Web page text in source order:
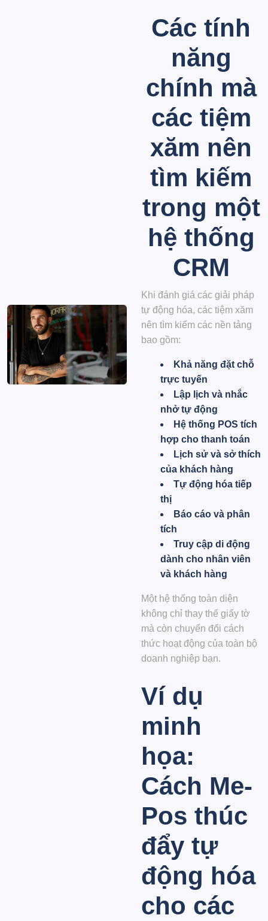
Các tính
năng
chính mà
các tiệm
xăm nên
tìm kiếm
trong một
hệ thống
CRM
Khi đánh giá các giải pháp
tự động hóa, các tiệm xăm
nên tìm kiếm các nền tảng
bao gồm:
Khả năng đặt chỗ
trực tuyến
Lập lịch và nhắc
nhở tự động
Hệ thống POS tích
hợp cho thanh toán
Lịch sử và sở thích
của khách hàng
Tự động hóa tiếp
thị
Báo cáo và phân
tích
Truy cập di động
dành cho nhân viên
và khách hàng
Một hệ thống toàn diện
không chỉ thay thế giấy tờ
mà còn chuyển đổi cách
thức hoạt động của toàn bộ
doanh nghiệp bạn.
Ví dụ
minh
họa:
Cách Me-
Pos thúc
đẩy tự
động hóa
cho các